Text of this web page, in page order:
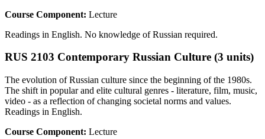
Course Component: Lecture
Readings in English. No knowledge of Russian required.
RUS 2103 Contemporary Russian Culture (3 units)
The evolution of Russian culture since the beginning of the 1980s.
The shift in popular and elite cultural genres - literature, film, music,
video - as a reflection of changing societal norms and values.
Readings in English.
Course Component: Lecture